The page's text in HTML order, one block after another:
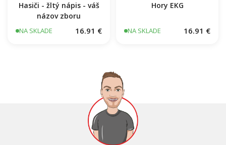
Hasiči - žltý nápis - váš
názov zboru
NA SKLADE 16.91 €
Hory EKG
NA SKLADE 16.91 €